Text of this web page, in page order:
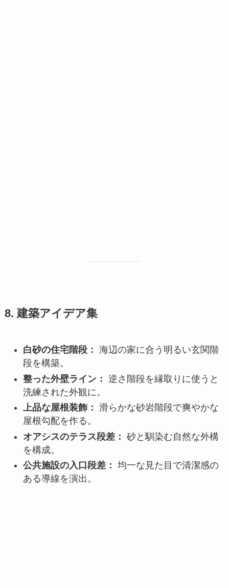
8. 建築アイデア集
白砂の住宅階段： 海辺の家に合う明るい玄関階
段を構築。
整った外壁ライン： 逆さ階段を縁取りに使うと
洗練された外観に。
上品な屋根装飾： 滑らかな砂岩階段で爽やかな
屋根勾配を作る。
オアシスのテラス段差： 砂と馴染む自然な外構
を構成。
公共施設の入口段差： 均一な見た目で清潔感の
ある導線を演出。